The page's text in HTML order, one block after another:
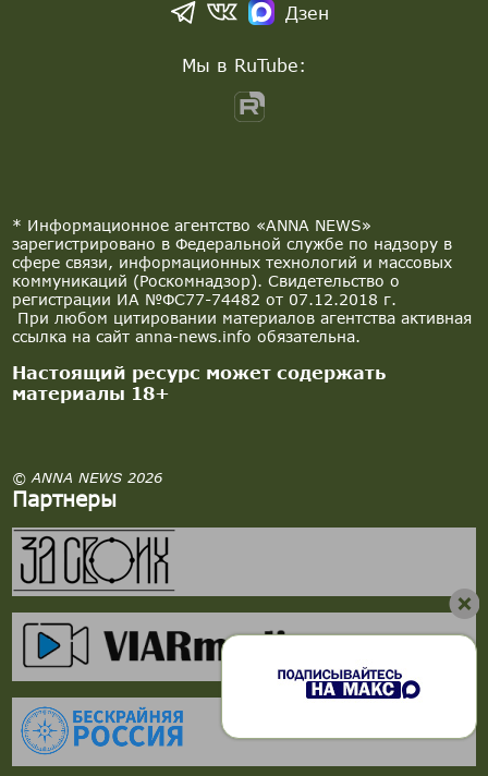
* Информационное агентство «ANNA NEWS»
зарегистрировано в Федеральной службе по надзору в
сфере связи, информационных технологий и массовых
коммуникаций (Роскомнадзор). Свидетельство о
регистрации ИА №ФС77-74482 от 07.12.2018 г.
При любом цитировании материалов агентства активная
ссылка на сайт anna-news.info обязательна.
Настоящий ресурс может содержать
материалы 18+
© ANNA NEWS 2026
Партнеры
Дзен
Мы в RuTube: